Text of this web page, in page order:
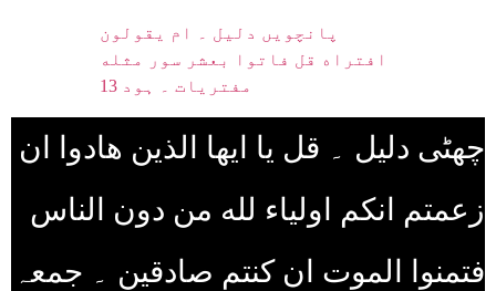
پانچویں دلیل ۔ ام يقولون
افتراه قل فاتوا بعشر سور مثله
مفتريات ۔ ہود 13
چھٹی دلیل ۔ قل يا ايها الذين هادوا ان
زعمتم انكم اولياء لله من دون الناس
فتمنوا الموت ان كنتم صادقين ۔ جمعہ